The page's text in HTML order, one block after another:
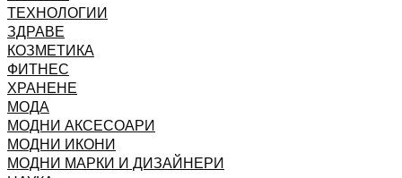
ТЕХНОЛОГИИ
ЗДРАВЕ
КОЗМЕТИКА
ФИТНЕС
ХРАНЕНЕ
МОДА
МОДНИ АКСЕСОАРИ
МОДНИ ИКОНИ
МОДНИ МАРКИ И ДИЗАЙНЕРИ